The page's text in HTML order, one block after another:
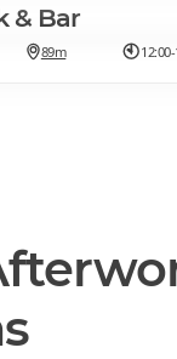
& Bar
89m